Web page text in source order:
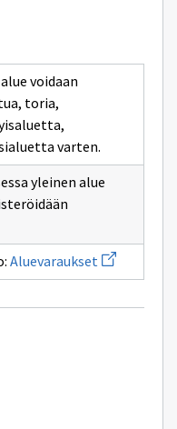
voidaan
toria,
varten.
yleinen alue
Aluevaraukset Avaa
uuden
ikkunan